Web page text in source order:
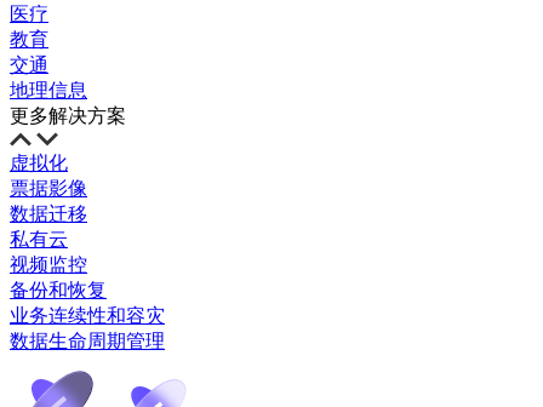
医疗
教育
交通
地理信息
更多解决方案
虚拟化
票据影像
数据迁移
私有云
视频监控
备份和恢复
业务连续性和容灾
数据生命周期管理